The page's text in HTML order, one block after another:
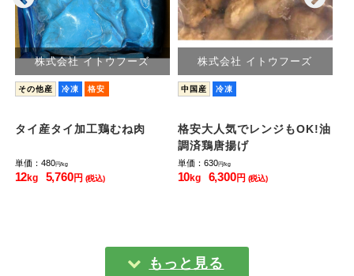
株式会社 イトウフーズ
その他産 冷凍 格安
タイ産タイ加工鶏むね肉
単価：480円/kg
12kg 5,760円 (税込)
株式会社 イトウフーズ
中国産 冷凍
格安大人気でレンジもOK!油
調済鶏唐揚げ
単価：630円/kg
10kg 6,300円 (税込)
もっと見る